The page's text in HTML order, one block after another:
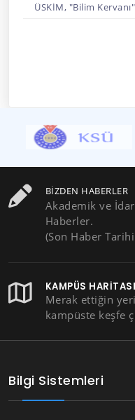
ÜSKİM, "Bilim
BIZDEN HABERLER
Akademik ve
Haberler.
(Son Haber
KAMPÜS HARITASI
Merak ettiğin
kampüste keşfe
Bilgi Sistemleri